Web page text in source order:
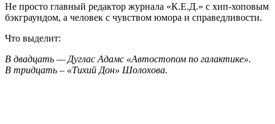
Не просто главный редактор журнала «К.Е.Д.» с хип-хоповым
бэкграундом, а человек с чувством юмора и справедливости.
Что выделит:
В двадцать — Дуглас Адамс «Автостопом по галактике».
В тридцать – «Тихий Дон» Шолохова.